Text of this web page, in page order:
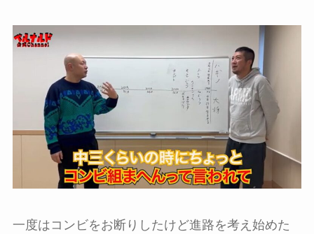
一度はコンビをお断りしたけど進路を考え始めた